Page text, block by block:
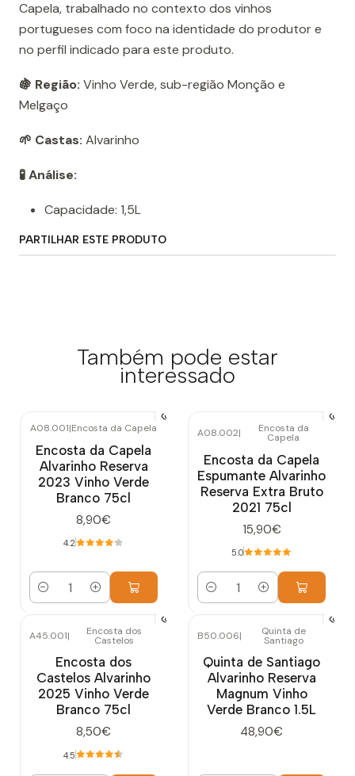
Capela, trabalhado no contexto dos vinhos
portugueses com foco na identidade do produtor e
no perfil indicado para este produto.
🍇 Região: Vinho Verde, sub-região Monção e
Melgaço
🌱 Castas: Alvarinho
🧪 Análise:
Capacidade: 1,5L
PARTILHAR ESTE PRODUTO
Também pode estar
interessado
A08.001|Encosta da Capela
Encosta da Capela
Alvarinho Reserva
2023 Vinho Verde
Branco 75cl
8,90€
4.2
Quantidade
A08.002| Encosta da
Capela
Encosta da Capela
Espumante Alvarinho
Reserva Extra Bruto
2021 75cl
15,90€
5.0
Quantidade
A45.001| Encosta dos
Castelos
Encosta dos
Castelos Alvarinho
2025 Vinho Verde
Branco 75cl
8,50€
4.5
B50.006| Quinta de
Santiago
Quinta de Santiago
Alvarinho Reserva
Magnum Vinho
Verde Branco 1.5L
48,90€